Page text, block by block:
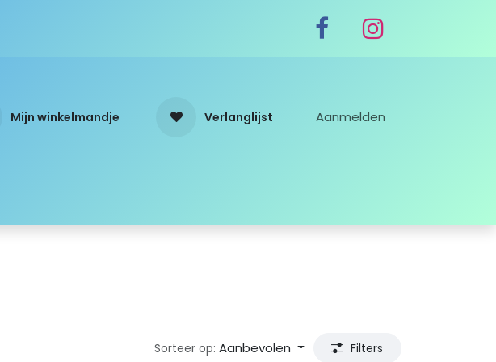
Mijn winkelmandje Verlanglijst Aanmelden
Sorteer op: Aanbevolen Filters